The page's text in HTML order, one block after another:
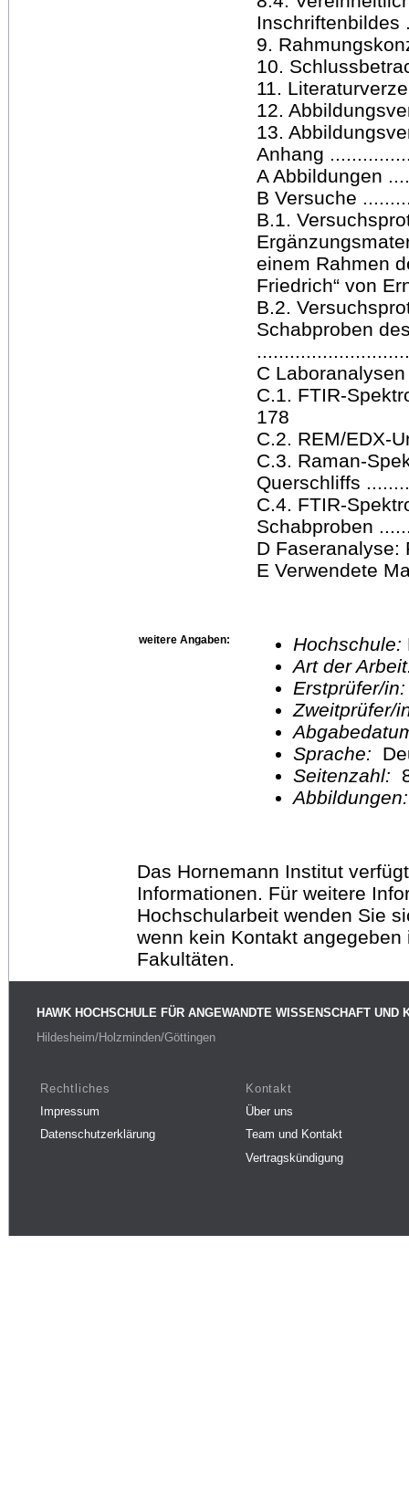
Inschriftenbildes
9.
10.
11.
12.
13.
Anhang
A Abbildungen
B Versuche
B.1.
einem Rahmen
Friedrich“ von
B.2.
Schabproben
C
C.1. FTIR-
178
C.2. REM/EDX-
C.3. Raman-
Querschliffs
C.4. FTIR-
Schabproben
D Faseranalyse:
E Verwendete
weitere Angaben: Hochschule:
Art der
Erstprüfer/
Sprache:
Seitenzahl:
Das Hornemann Institut
Informationen. Für weitere
Hochschularbeit wenden Sie
wenn kein Kontakt
Fakultäten.
HAWK HOCHSCHULE FÜR ANGEWANDTE WISSENSCHAFT UND
Hildesheim/Holzminden/Göttingen
Rechtliches
Impressum
Datenschutzerklärung
Kontakt
Über uns
Team und Kontakt
Vertragskündigung